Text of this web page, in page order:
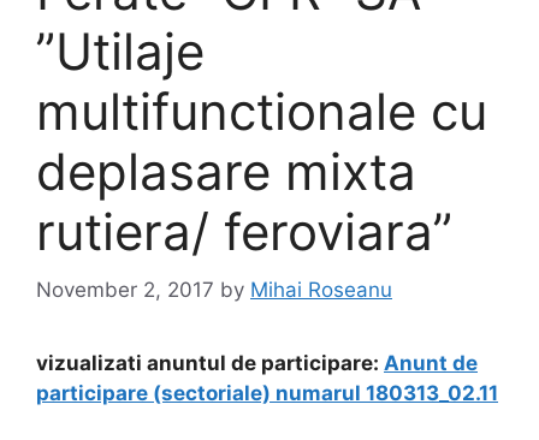
”Utilaje
multifunctionale cu
deplasare mixta
rutiera/ feroviara”
November 2, 2017 by Mihai Roseanu
vizualizati anuntul de participare: Anunt de
participare (sectoriale) numarul 180313_02.11